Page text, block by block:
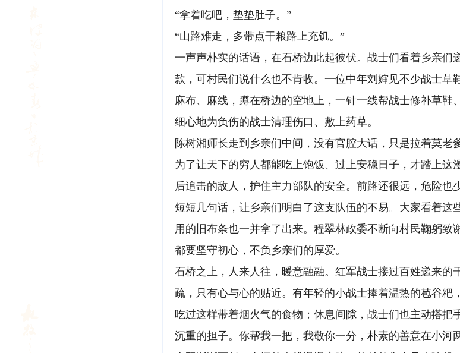
“拿着吃吧，垫垫肚子。”
“山路难走，多带点干粮路上充饥。”
一声声朴实的话语，在石桥边此起彼伏。战士们看着乡亲
款，可村民们说什么也不肯收。一位中年刘婶见不少战士
麻布、麻线，蹲在桥边的空地上，一针一线帮战士修补草鞋
细心地为负伤的战士清理伤口、敷上药草。
陈树湘师长走到乡亲们中间，没有官腔大话，只是拉着莫老
为了让天下的穷人都能吃上饱饭、过上安稳日子，才踏上
后追击的敌人，护住主力部队的安全。前路还很远，危险也
短短几句话，让乡亲们明白了这支队伍的不易。大家看着
用的旧布条也一并拿了出来。程翠林政委不断向村民鞠躬致
都要坚守初心，不负乡亲们的厚爱。
石桥之上，人来人往，暖意融融。红军战士接过百姓递来
疏，只有心与心的贴近。有年轻的小战士捧着温热的苞谷
吃过这样带着烟火气的食物；休息间隙，战士们也主动搭
沉重的担子。你帮我一把，我敬你一分，朴素的善意在小河